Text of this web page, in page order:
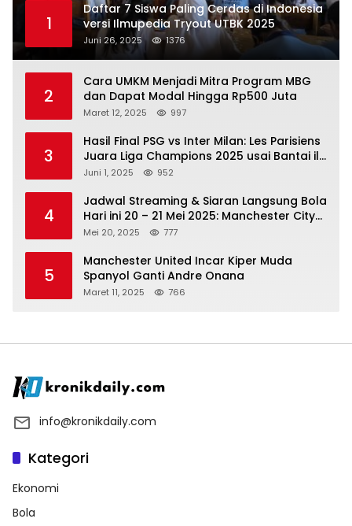
1
Daftar 7 Siswa Paling Cerdas di Indonesia
versi Ilmupedia Tryout UTBK 2025
Juni 26, 2025 1376
2
Cara UMKM Menjadi Mitra Program MBG
dan Dapat Modal Hingga Rp500 Juta
Maret 12, 2025 997
3
Hasil Final PSG vs Inter Milan: Les Parisiens
Juara Liga Champions 2025 usai Bantai il
Nerazzurri
Juni 1, 2025 952
4
Jadwal Streaming & Siaran Langsung Bola
Hari ini 20 – 21 Mei 2025: Manchester City
vs Bournemouth
Mei 20, 2025 777
5
Manchester United Incar Kiper Muda
Spanyol Ganti Andre Onana
Maret 11, 2025 766
info@kronikdaily.com
Kategori
Ekonomi
Bola